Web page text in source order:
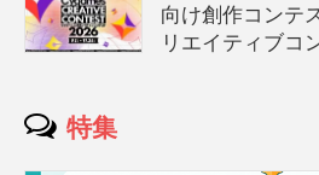
向け創作コンテ
リエイティブコ
特集